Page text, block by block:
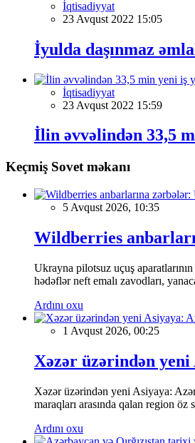
İqtisadiyyat
23 Avqust 2022 15:05
İyulda daşınmaz
İqtisadiyyat
23 Avqust 2022 15:59
İlin əvvəlindən 33,5
Keçmiş Sovet məkanı
5 Avqust 2026, 10:35
Wildberries
Ukrayna pilotsuz uçuş
hədəflər neft emalı zavodları,
Ardını oxu
1 Avqust 2026, 00:25
Xəzər üzərindən yeni
Xəzər üzərindən yeni Asiyaya:
maraqları arasında qalan region öz
Ardını oxu